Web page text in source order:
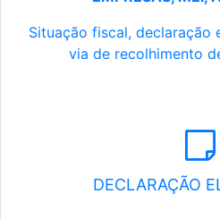
Situação fiscal, declaração
via de recolhimento
DECLARAÇÃO